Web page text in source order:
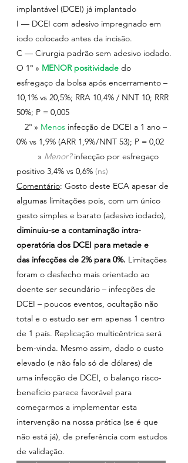
implantável (DCEI) já implantado
I — DCEI com adesivo impregnado em
iodo colocado antes da incisão.
C — Cirurgia padrão sem adesivo iodado.
O 1º » MENOR positividade do
esfregaço da bolsa após encerramento –
10,1% vs 20,5%; RRA 10,4% / NNT 10; RRR
50%; P = 0,005
2º » Menos infecção de DCEI a 1 ano –
0% vs 1,9% (ARR 1,9% / NNT 53); P = 0,02
» Menor? infecção por esfregaço
positivo 3,4% vs 0,6% (ns)
Comentário: Gosto deste ECA apesar de
algumas limitações pois, com um único
gesto simples e barato (adesivo iodado),
diminuiu-se a contaminação intra-
operatória dos DCEI para metade e
das infecções de 2% para 0%. Limitações
foram o desfecho mais orientado ao
doente ser secundário – infecções de
DCEI – poucos eventos, ocultação não
total e o estudo ser em apenas 1 centro
de 1 país. Replicação multicêntrica será
bem-vinda. Mesmo assim, dado o custo
elevado (e não falo só de dólares) de
uma infecção de DCEI, o balanço risco-
benefício parece favorável para
começarmos a implementar esta
intervenção na nossa prática (se é que
não está já), de preferência com estudos
de validação.